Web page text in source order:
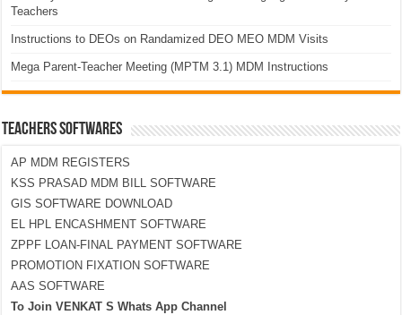
Teachers
Instructions to DEOs on Randamized DEO MEO MDM Visits
Mega Parent-Teacher Meeting (MPTM 3.1) MDM Instructions
TEACHERS SOFTWARES
AP MDM REGISTERS
KSS PRASAD MDM BILL SOFTWARE
GIS SOFTWARE DOWNLOAD
EL HPL ENCASHMENT SOFTWARE
ZPPF LOAN-FINAL PAYMENT SOFTWARE
PROMOTION FIXATION SOFTWARE
AAS SOFTWARE
To Join VENKAT S Whats App Channel